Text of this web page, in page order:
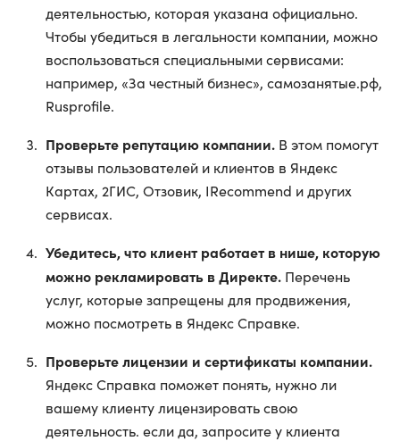
деятельностью, которая указана официально.
Чтобы убедиться в легальности компании, можно
воспользоваться специальными сервисами:
например, «За честный бизнес», самозанятые.рф,
Rusprofile.
Проверьте репутацию компании. В этом помогут
отзывы пользователей и клиентов в Яндекс
Картах, 2ГИС, Отзовик, IRecommend и других
сервисах.
Убедитесь, что клиент работает в нише, которую
можно рекламировать в Директе. Перечень
услуг, которые запрещены для продвижения,
можно посмотреть в Яндекс Справке.
Проверьте лицензии и сертификаты компании.
Яндекс Справка поможет понять, нужно ли
вашему клиенту лицензировать свою
деятельность. если да, запросите у клиента